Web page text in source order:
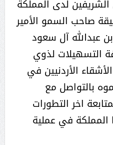
لدى المملكة
صاحب السمو الأمير
عبدالله آل سعود
التسهيلات لذوي
الأردنيين في
بالتواصل مع
اخر التطورات
المملكة في عملية